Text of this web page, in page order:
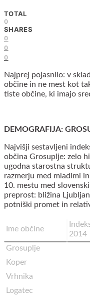
TOTAL
0
SHARES
0
0
0
Najprej pojasnilo: v
občine in ne mest kot
tiste občine, ki imajo
DEMOGRAFIJA:
Najvišji sestavljeni
občina Grosuplje: zelo
ugodna starostna
razmerju med mladimi
10. mestu med
preprost: bližina
potniški promet in
Ime občine
2014
Grosuplje
Koper
Vrhnika
Logatec